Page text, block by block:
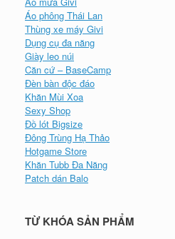
Áo phông Thái Lan
Thùng xe máy Givi
Dụng cụ đa năng
Giày leo núi
Căn cứ – BaseCamp
Đèn bàn độc đáo
Khăn Mùi Xoa
Sexy Shop
Đồ lót Bigsize
Đông Trùng Hạ Thảo
Hotgame Store
Khăn Tubb Đa Năng
Patch dán Balo
TỪ KHÓA SẢN PHẨM